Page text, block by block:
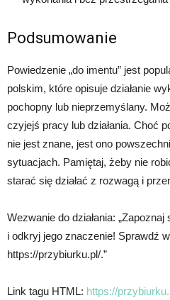
Podsumowanie
Powiedzenie „do imentu” jest
polskim, które opisuje działanie
pochopny lub nieprzemyślany.
czyjejś pracy lub działania. Choć
nie jest znane, jest ono
sytuacjach. Pamiętaj, żeby nie
starać się działać z rozwagą i
Wezwanie do działania: „Zapoznaj
i odkryj jego znaczenie! Sprawdź
https://przybiurku.pl/.”
Link tagu HTML: https://